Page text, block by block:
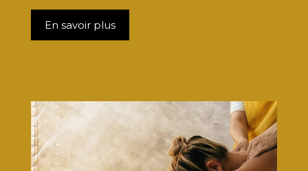
En savoir plus